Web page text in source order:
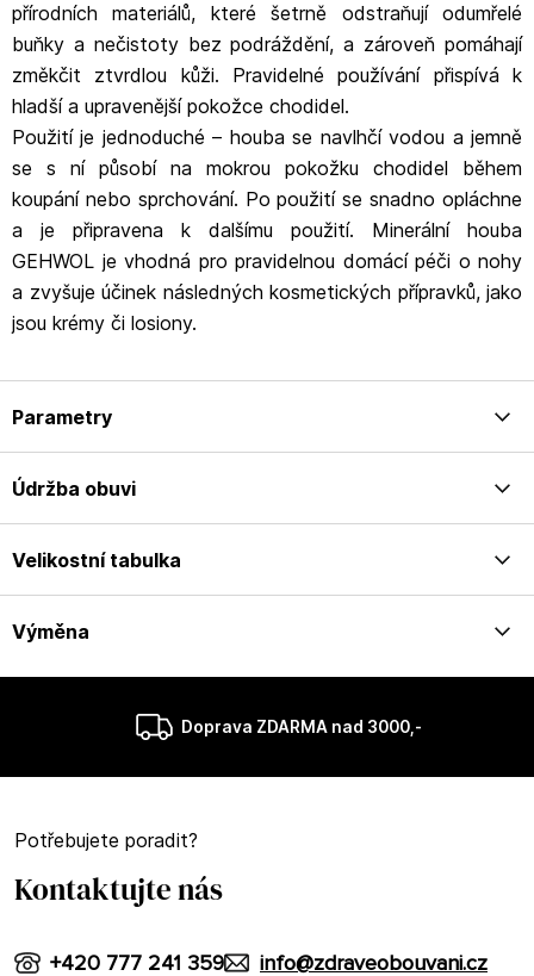
přírodních materiálů, které šetrně odstraňují odumřelé
buňky a nečistoty bez podráždění, a zároveň pomáhají
změkčit ztvrdlou kůži. Pravidelné používání přispívá k
hladší a upravenější pokožce chodidel.
Použití je jednoduché – houba se navlhčí vodou a jemně
se s ní působí na mokrou pokožku chodidel během
koupání nebo sprchování. Po použití se snadno opláchne
a je připravena k dalšímu použití. Minerální houba
GEHWOL je vhodná pro pravidelnou domácí péči o nohy
a zvyšuje účinek následných kosmetických přípravků, jako
jsou krémy či losiony.
Parametry
Údržba obuvi
Velikostní tabulka
Výměna
Doprava ZDARMA nad 3000,-
Potřebujete poradit?
Kontaktujte nás
info@zdraveobouvani.cz
+420 777 241 359